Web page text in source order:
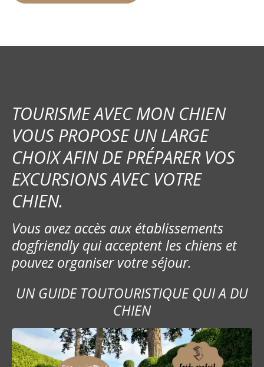
TOURISME AVEC MON CHIEN
VOUS PROPOSE UN LARGE
CHOIX AFIN DE PRÉPARER VOS
EXCURSIONS AVEC VOTRE
CHIEN.
Vous avez accès aux établissements
dogfriendly qui acceptent les chiens et
pouvez organiser votre séjour.
UN GUIDE TOUTOURISTIQUE QUI A DU
CHIEN